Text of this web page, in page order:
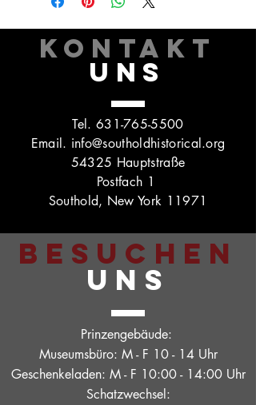
KONTAKT
UNS
Tel. 631-765-5500
Email. info@southoldhistorical.org
54325 Hauptstraße
Postfach 1
Southold, New York 11971
BESUCHEN
UNS
Prinzengebäude:
Museumsbüro: M - F 10 - 14 Uhr
Geschenkeladen: M - F 10:00 - 14:00 Uhr
Schatzwechsel: